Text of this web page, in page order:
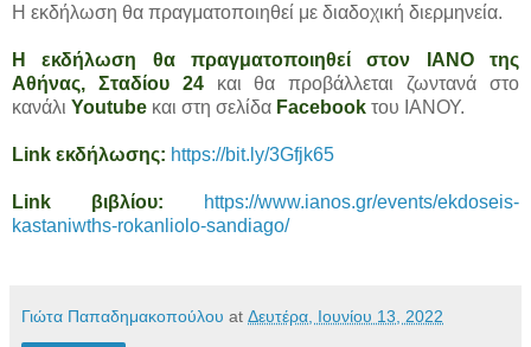
Η εκδήλωση θα πραγματοποιηθεί με διαδοχική διερμηνεία.
Η εκδήλωση θα πραγματοποιηθεί στον ΙΑΝΟ της
Αθήνας, Σταδίου 24 και θα προβάλλεται ζωντανά στο
κανάλι Youtube και στη σελίδα Facebook του ΙΑΝΟΥ.
Link εκδήλωσης: https://bit.ly/3Gfjk65
Link βιβλίου:
https://www.ianos.gr/events/ekdoseis-
kastaniwths-rokanliolo-sandiago/
Γιώτα Παπαδημακοπούλου at Δευτέρα, Ιουνίου 13, 2022